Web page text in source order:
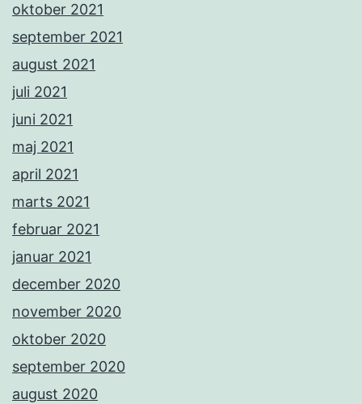
oktober 2021
september 2021
august 2021
juli 2021
juni 2021
maj 2021
april 2021
marts 2021
februar 2021
januar 2021
december 2020
november 2020
oktober 2020
september 2020
august 2020